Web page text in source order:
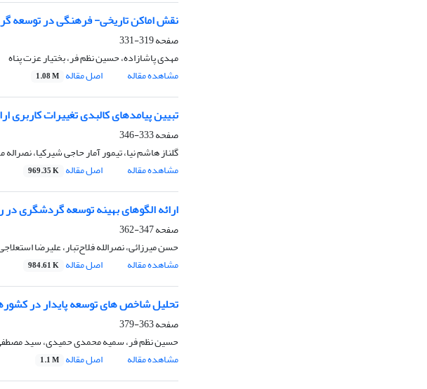
نقش اماکن تاریخی- فرهنگی در توسعه
صفحه319-331
مهدی پاشازاده، حسین نظم فر، بختیار عزت پناه
مشاهده مقاله
اصل مقاله 1.08 M
تبیین پیامدهای کالبدی تغییرات
صفحه333-346
گلناز هاشم نیا، تیمور آمار حاجی شیرکیا،
مشاهده مقاله
اصل مقاله 969.35 K
ارائه الگوهای بهینه توسعه گردشگری
صفحه347-362
حسن میرزائی، نصرالله فلاح‌تبار، علیرضا
مشاهده مقاله
اصل مقاله 984.61 K
تحلیل شاخص های توسعه پایدار در
صفحه363-379
حسین نظم فر، سمیه محمدی حمیدی، سید
مشاهده مقاله
اصل مقاله 1.1 M